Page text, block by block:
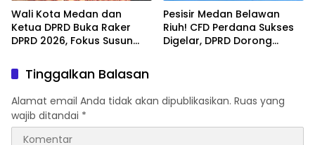
Wali Kota Medan dan
Ketua DPRD Buka Raker
DPRD 2026, Fokus Susun
Berbasis Digitalisasi dan
Inovasi
Pesisir Medan Belawan
Riuh! CFD Perdana Sukses
Digelar, DPRD Dorong
Tinggalkan Balasan
Alamat email Anda tidak akan dipublikasikan. Ruas yang
wajib ditandai *